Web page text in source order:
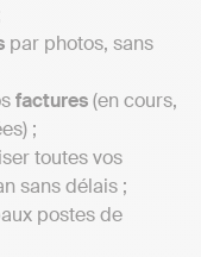
par photos, sans
factures(en cours,
;
toutes vos
sans délais ;
postes de